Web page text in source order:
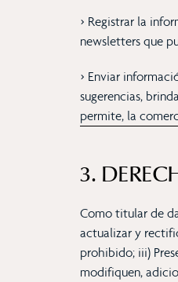
> Registrar la
newsletters que
> Enviar
sugerencias,
permite, la
3.
Como titular de
actualizar y
prohibido; iii)
modifiquen,